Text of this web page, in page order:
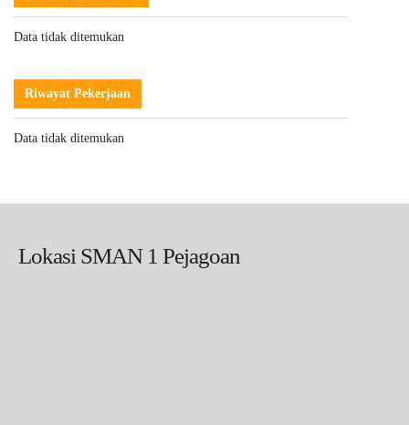
Data tidak ditemukan
Riwayat Pekerjaan
Data tidak ditemukan
Lokasi SMAN 1 Pejagoan